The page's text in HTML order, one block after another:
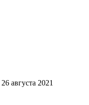
26 августа 2021